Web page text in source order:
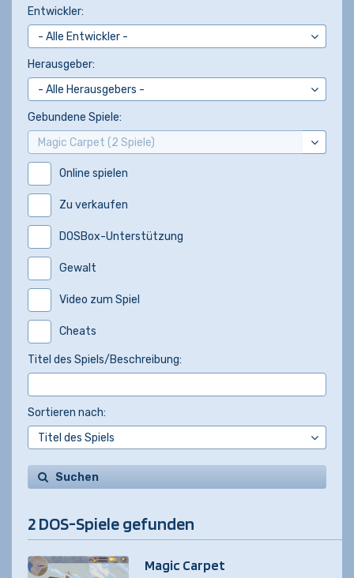
Entwickler:
Herausgeber:
Gebundene Spiele:
Online spielen
Zu verkaufen
DOSBox-Unterstützung
Gewalt
Video zum Spiel
Cheats
Titel des Spiels/Beschreibung:
Sortieren nach:
Suchen
2 DOS-Spiele gefunden
Magic Carpet